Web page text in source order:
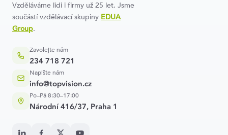
Vzděláváme lidi i firmy už 25 let. Jsme
součástí vzdělávací skupiny EDUA
Group.
Zavolejte nám
234 718 721
Napište nám
info@topvision.cz
Po–Pá 8:30–17:00
Národní 416/37, Praha 1